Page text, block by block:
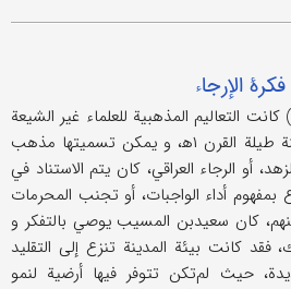
الإرجاء
التعاليم المذهبية للعلماء غير الشيعة
هي الغالبة على محافل المدينة طيلة القرن ۱ه‍، و يمكن تسميتها مذهب
أو الرجاء العراقي، كان يتم الاستناد في
أداء الواجبات، أو تجنب المحرمات
۱۶۲). و من بينهم، كان سعيد‌بن المسيب يوصي بالتفكر و
كانت بيئة المدينة تنزع إلى التقليد
حيث لم‌تكن تتوفر فيها أرضية لنمو